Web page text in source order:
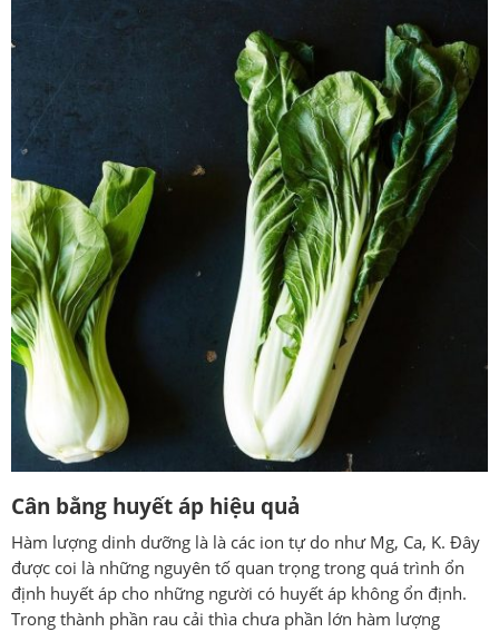
Cân bằng huyết áp hiệu quả
Hàm lượng dinh dưỡng là là các ion tự do như Mg, Ca, K. Đây
được coi là những nguyên tố quan trọng trong quá trình ổn
định huyết áp cho những người có huyết áp không ổn định.
Trong thành phần rau cải thìa chưa phần lớn hàm lượng